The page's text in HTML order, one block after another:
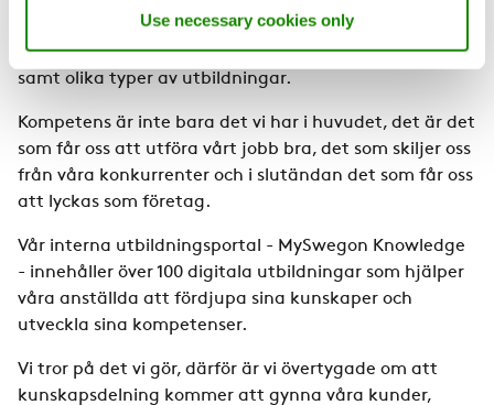
Use necessary cookies only
åtgärder såsom prestations- och
utvecklingsgranskningar, arbetsträningar, feedback
samt olika typer av utbildningar.
Kompetens är inte bara det vi har i huvudet, det är det
som får oss att utföra vårt jobb bra, det som skiljer oss
från våra konkurrenter och i slutändan det som får oss
att lyckas som företag.
Vår interna utbildningsportal - MySwegon Knowledge
- innehåller över 100 digitala utbildningar som hjälper
våra anställda att fördjupa sina kunskaper och
utveckla sina kompetenser.
Vi tror på det vi gör, därför är vi övertygade om att
kunskapsdelning kommer att gynna våra kunder,